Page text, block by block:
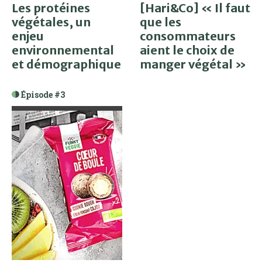
Les protéines
végétales, un
enjeu
environnemental
et démographique
[Hari&Co] « Il faut
que les
consommateurs
aient le choix de
manger végétal »
Épisode #3